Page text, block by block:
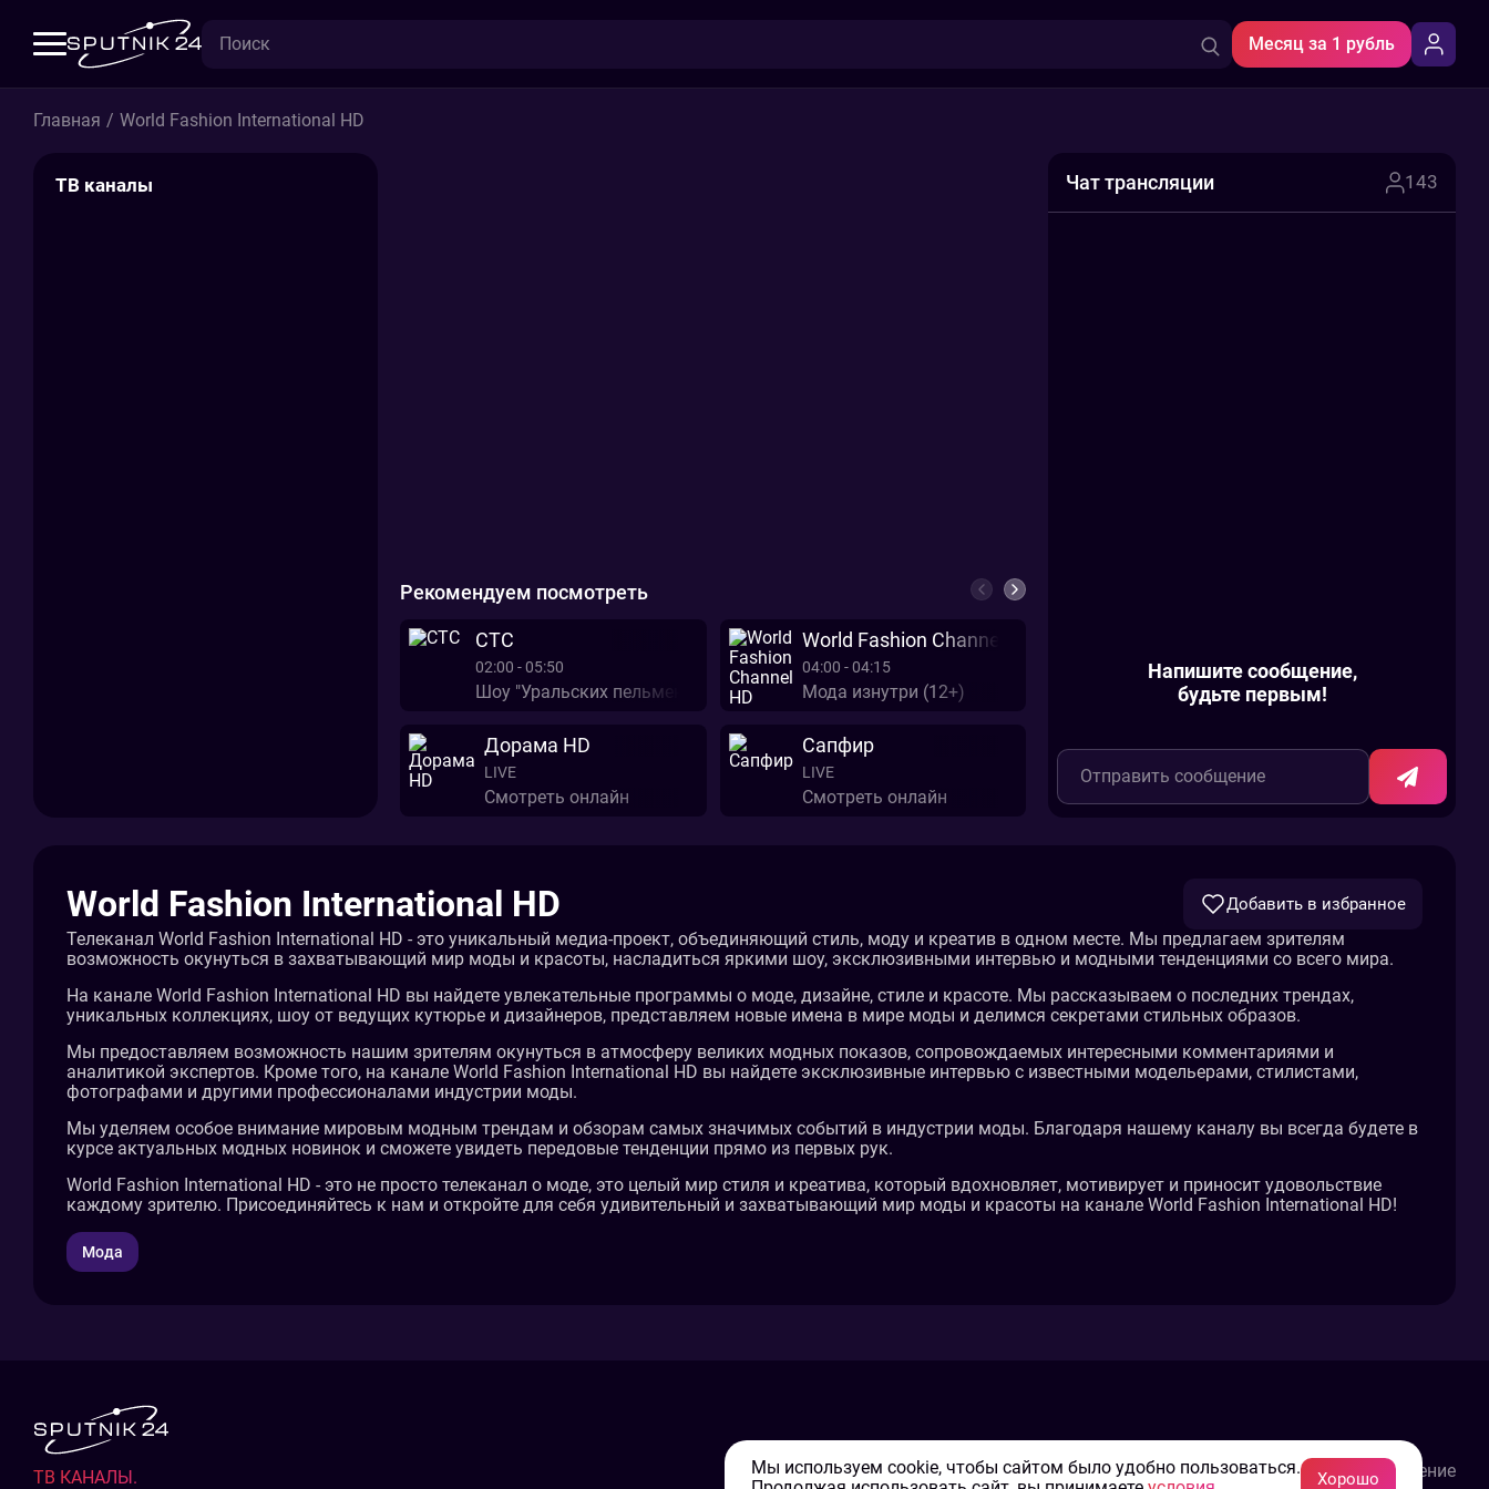
Месяц за 1 рубль
Мы используем cookie, чтобы сайтом было удобно пользоваться.
Хорошо
World
International
Главная / World Fashion International HD
ТВ каналы
Рекомендуем посмотреть
СТС
02:00 - 05:50
Шоу "Уральских пельменей" (12+)
World Fashion Channel HD
04:00 - 04:15
Мода изнутри (12+)
04:00 - 04:30
Искусство макияжа (12+)
Дорама HD
LIVE
Смотреть онлайн
Сапфир
LIVE
Смотреть онлайн
Women`s Magazine HD
LIVE
Чат трансляции 143
Напишите сообщение,
будьте первым!
World Fashion International HD Добавить в избранное
Телеканал World Fashion International HD - это уникальный медиа-проект, объединяющий стиль, моду и креатив в одном месте. Мы предлагаем зрителям
возможность окунуться в захватывающий мир моды и красоты, насладиться яркими шоу, эксклюзивными интервью и модными тенденциями со всего мира.
На канале World Fashion International HD вы найдете увлекательные программы о моде, дизайне, стиле и красоте. Мы рассказываем о последних трендах,
уникальных коллекциях, шоу от ведущих кутюрье и дизайнеров, представляем новые имена в мире моды и делимся секретами стильных образов.
Мы предоставляем возможность нашим зрителям окунуться в атмосферу великих модных показов, сопровождаемых интересными комментариями и
аналитикой экспертов. Кроме того, на канале World Fashion International HD вы найдете эксклюзивные интервью с известными модельерами, стилистами,
фотографами и другими профессионалами индустрии моды.
Мы уделяем особое внимание мировым модным трендам и обзорам самых значимых событий в индустрии моды. Благодаря нашему каналу вы всегда будете в
курсе актуальных модных новинок и сможете увидеть передовые тенденции прямо из первых рук.
World Fashion International HD - это не просто телеканал о моде, это целый мир стиля и креатива, который вдохновляет, мотивирует и приносит удовольствие
каждому зрителю. Присоединяйтесь к нам и откройте для себя удивительный и захватывающий мир моды и красоты на канале World Fashion International HD!
Мода
ТВ КАНАЛЫ.
Пользовательское соглашение